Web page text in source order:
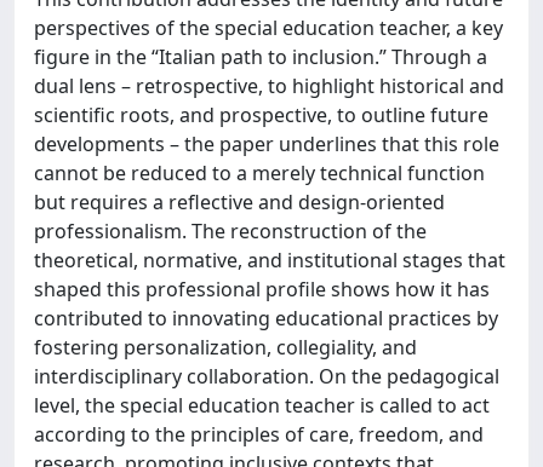
perspectives of the special education teacher, a key
figure in the “Italian path to inclusion.” Through a
dual lens – retrospective, to highlight historical and
scientific roots, and prospective, to outline future
developments – the paper underlines that this role
cannot be reduced to a merely technical function
but requires a reflective and design-oriented
professionalism. The reconstruction of the
theoretical, normative, and institutional stages that
shaped this professional profile shows how it has
contributed to innovating educational practices by
fostering personalization, collegiality, and
interdisciplinary collaboration. On the pedagogical
level, the special education teacher is called to act
according to the principles of care, freedom, and